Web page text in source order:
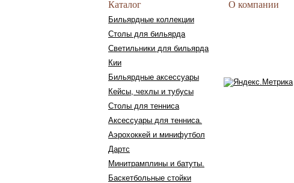
Каталог
Бильярдные коллекции
Столы для бильярда
Светильники для бильярда
Кии
Бильярдные аксессуары
Кейсы, чехлы и тубусы
Столы для тенниса
Аксессуары для тенниса.
Аэрохоккей и минифутбол
Дартс
Минитрамплины и батуты.
Баскетбольные стойки
О компании